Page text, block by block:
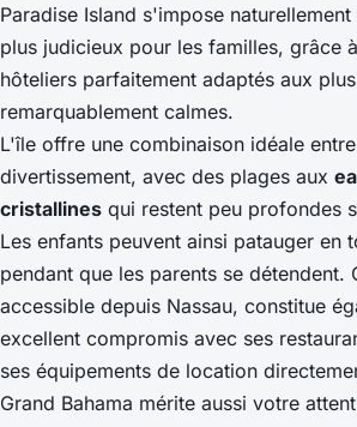
Paradise Island s'impose
plus judicieux pour les familles, grâce
hôteliers parfaitement adaptés aux
remarquablement calmes.
L'île offre une combinaison idéale
divertissement, avec des plages aux
cristallines qui restent peu profondes
Les enfants peuvent ainsi patauger en
pendant que les parents se détendent.
accessible depuis Nassau, constitue
excellent compromis avec ses
ses équipements de location
Grand Bahama mérite aussi votre